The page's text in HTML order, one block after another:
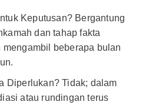
Keputusan? Bergantung
dan tahap fakta
mengambil beberapa bulan
Diperlukan? Tidak; dalam
atau rundingan terus